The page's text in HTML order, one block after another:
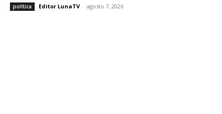
política Editor LunaTV - agosto 7, 2026